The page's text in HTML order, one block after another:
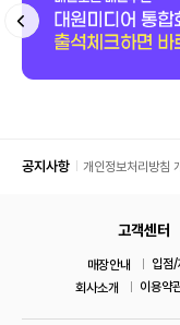
공지사항
개인정보처리방침
고객센터
매장안내 입점
회사소개
이용약